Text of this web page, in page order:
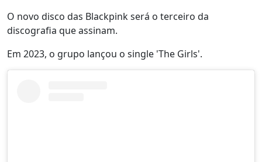
O novo disco das Blackpink será o terceiro da
discografia que assinam.
Em 2023, o grupo lançou o single 'The Girls'.